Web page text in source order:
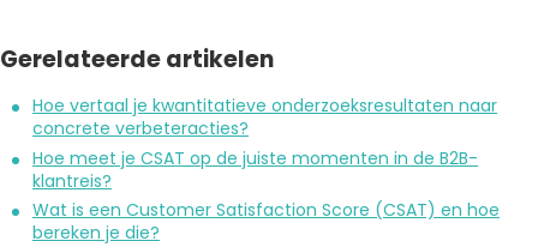
Gerelateerde artikelen
Hoe vertaal je kwantitatieve onderzoeksresultaten naar
concrete verbeteracties?
Hoe meet je CSAT op de juiste momenten in de B2B-
klantreis?
Wat is een Customer Satisfaction Score (CSAT) en hoe
bereken je die?